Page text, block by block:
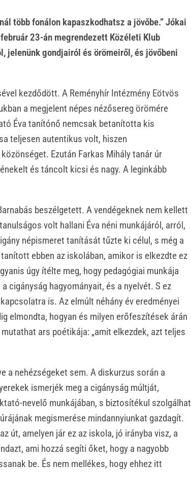
több fonálon kapaszkodhatsz a jövőbe.” Jókai
23-án megrendezett Közéleti Klub
jelenünk gondjairól és örömeiről, és jövőbeni
kezdődött. A Reményhír Intézmény Eötvös
a megjelent népes nézősereg örömére
Éva tanítónő nemcsak betanította kis
teljesen autentikus volt, hiszen
Ezután Farkas Mihály tanár úr
és táncolt kicsi és nagy. A leginkább
beszélgetett. A vendégeknek nem kellett
volt hallani Éva néni munkájáról, arról,
népismeret tanítását tűzte ki célul, s még a
ebben az iskolában, amikor is elkezdte ez
úgy ítélte meg, hogy pedagógiai munkája
cigányság hagyományait, és a nyelvét. S ez
is. Az elmúlt néhány év eredményei
elmondta, hogyan és milyen erőfeszítések árán
ars poétikája: „amit elkezdek, azt teljes
a nehézségeket sem. A diskurzus során a
ismerjék meg a cigányság múltját,
nevelő munkájában, s biztosítékul szolgálhat
megismerése mindannyiunkat gazdagít.
út, amelyen jár ez az iskola, jó irányba visz, a
ami hozzá segíti őket, hogy a nagyobb
be. És nem mellékes, hogy ehhez itt